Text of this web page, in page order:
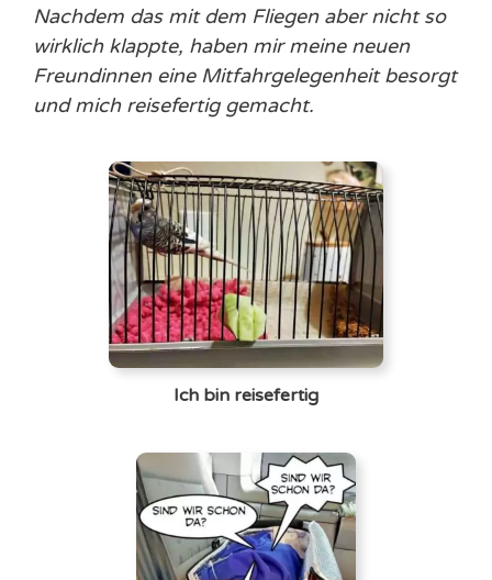
Nachdem das mit dem Fliegen aber nicht so
wirklich klappte, haben mir meine neuen
Freundinnen eine Mitfahrgelegenheit besorgt
und mich reisefertig gemacht.
Ich bin reisefertig